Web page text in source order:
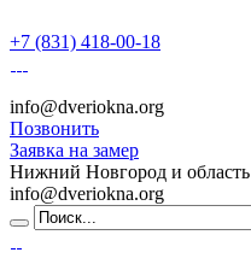
+7 (831) 418-00-18
info@dveriokna.org
Позвонить
Заявка на замер
Нижний Новгород и область
info@dveriokna.org